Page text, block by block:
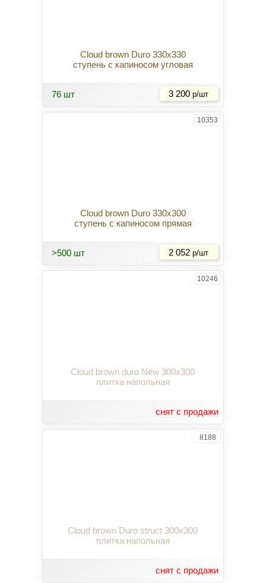
Cloud brown Duro 330x330
ступень с капиносом угловая
76 шт 3 200 р/шт
10353
Cloud brown Duro 330x300
ступень с капиносом прямая
>500 шт 2 052 р/шт
10246
Cloud brown duro New 300x300
плитка напольная
снят с продажи
8188
Cloud brown Duro struct 300x300
плитка напольная
снят с продажи